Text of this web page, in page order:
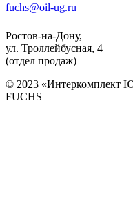
fuchs@oil-ug.ru
Ростов-на-Дону,
ул. Троллейбусная, 4
(отдел продаж)
© 2023 «Интеркомплект
FUCHS